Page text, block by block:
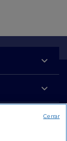
Cerrar